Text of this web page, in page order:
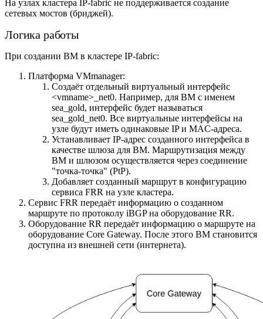
На узлах кластера IP-fabric не поддерживается создание
сетевых мостов (бриджей).
Логика работы
При создании ВМ в кластере IP-fabric:
Платформа VMmanager:
Создаёт отдельный виртуальный интерфейс
<vmname>_net0. Например, для ВМ с именем
sea_gold, интерфейс будет называться
sea_gold_net0. Все виртуальные интерфейсы на
узле будут иметь одинаковые IP и MAC-адреса.
Устанавливает IP-адрес созданного интерфейса в
качестве шлюза для ВМ. Маршрутизация между
ВМ и шлюзом осуществляется через соединение
"точка-точка" (PtP).
Добавляет созданный маршрут в конфигурацию
сервиса FRR на узле кластера.
Сервис FRR передаёт информацию о созданном
маршруте по протоколу iBGP на оборудование RR.
Оборудование RR передаёт информацию о маршруте на
оборудование Core Gateway. После этого ВМ становится
доступна из внешней сети (интернета).